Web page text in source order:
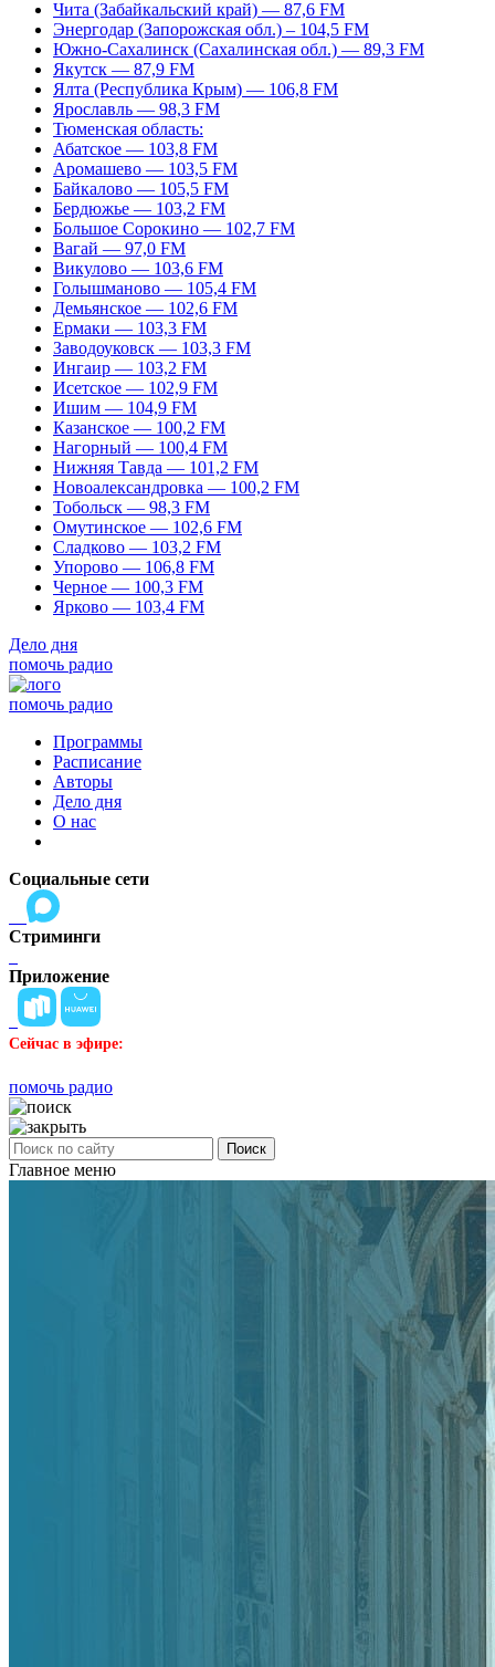
Чита (Забайкальский край) — 87,6 FM
Энергодар (Запорожская обл.) – 104,5 FM
Южно-Сахалинск (Сахалинская обл.) — 89,3 FM
Якутск — 87,9 FM
Ялта (Республика Крым) — 106,8 FM
Ярославль — 98,3 FM
Тюменская область:
Абатское — 103,8 FM
Аромашево — 103,5 FM
Байкалово — 105,5 FM
Бердюжье — 103,2 FM
Большое Сорокино — 102,7 FM
Вагай — 97,0 FM
Викулово — 103,6 FM
Голышманово — 105,4 FM
Демьянское — 102,6 FM
Ермаки — 103,3 FM
Заводоуковск — 103,3 FM
Ингаир — 103,2 FM
Исетское — 102,9 FM
Ишим — 104,9 FM
Казанское — 100,2 FM
Нагорный — 100,4 FM
Нижняя Тавда — 101,2 FM
Новоалександровка — 100,2 FM
Тобольск — 98,3 FM
Омутинское — 102,6 FM
Сладково — 103,2 FM
Упорово — 106,8 FM
Черное — 100,3 FM
Ярково — 103,4 FM
Дело дня
помочь радио
помочь радио
Программы
Расписание
Авторы
Дело дня
О нас
Социальные сети
Стриминги
Приложение
Сейчас в эфире:
помочь радио
Поиск
Главное меню